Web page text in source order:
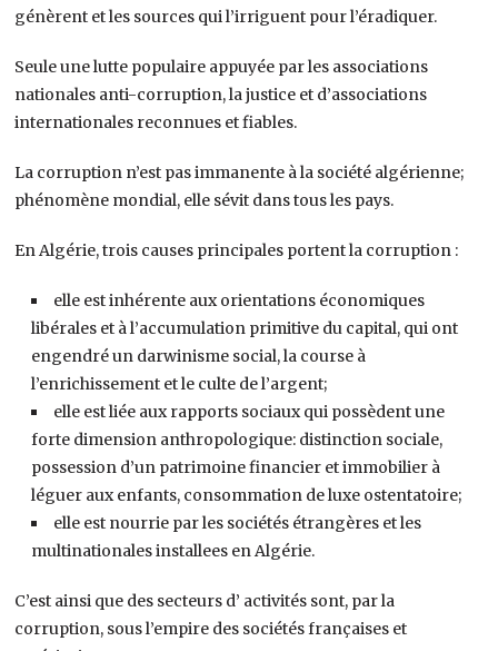
génèrent et les sources qui l’irriguent pour l’éradiquer.
Seule une lutte populaire appuyée par les associations
nationales anti-corruption, la justice et d’associations
internationales reconnues et fiables.
La corruption n’est pas immanente à la société algérienne;
phénomène mondial, elle sévit dans tous les pays.
En Algérie, trois causes principales portent la corruption :
elle est inhérente aux orientations économiques
libérales et à l’accumulation primitive du capital, qui ont
engendré un darwinisme social, la course à
l’enrichissement et le culte de l’argent;
elle est liée aux rapports sociaux qui possèdent une
forte dimension anthropologique: distinction sociale,
possession d’un patrimoine financier et immobilier à
léguer aux enfants, consommation de luxe ostentatoire;
elle est nourrie par les sociétés étrangères et les
multinationales installees en Algérie.
C’est ainsi que des secteurs d’ activités sont, par la
corruption, sous l’empire des sociétés françaises et